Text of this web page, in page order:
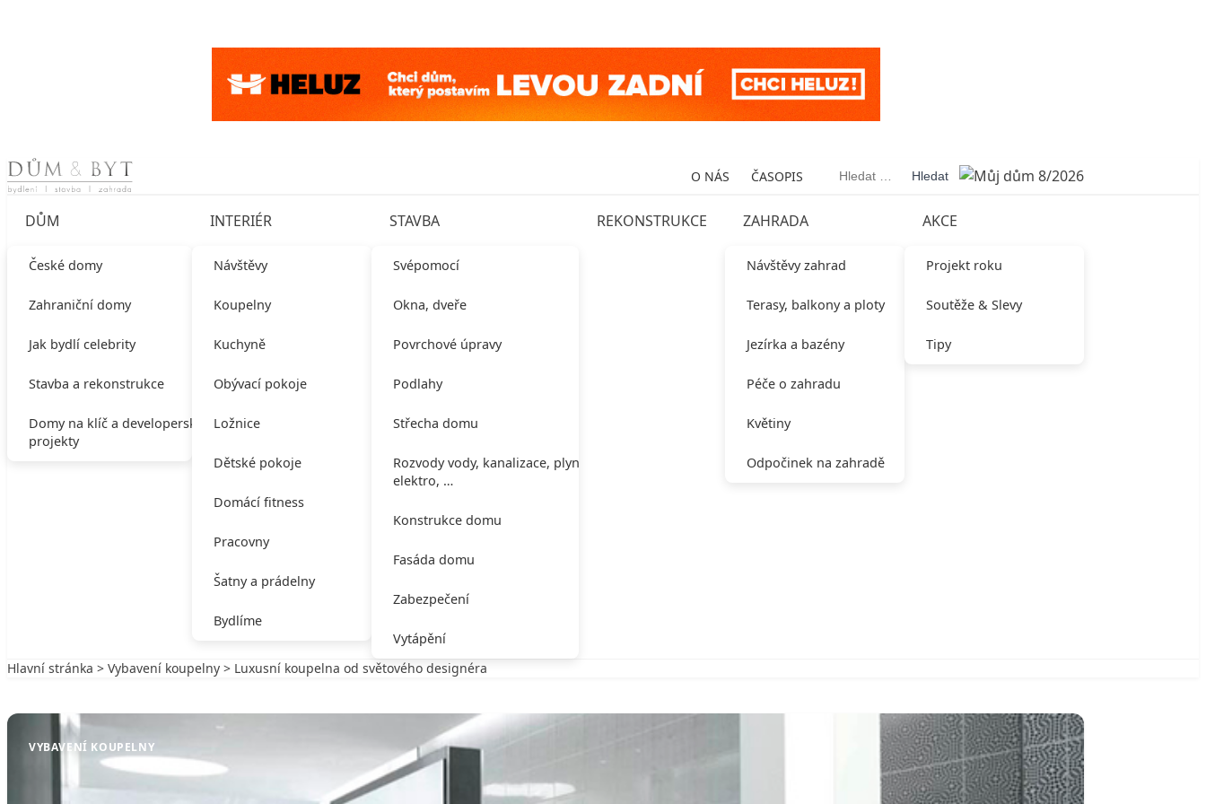
Skip to content O NÁS ČASOPIS Vyhledávání
DŮM
České domy
Zahraniční domy
Jak bydlí celebrity
Stavba a rekonstrukce
Domy na klíč a developerské
projekty
INTERIÉR
Návštěvy
Koupelny
Kuchyně
Obývací pokoje
Ložnice
Dětské pokoje
Domácí fitness
Pracovny
Šatny a prádelny
Bydlíme
STAVBA
Svépomocí
Okna, dveře
Povrchové úpravy
Podlahy
Střecha domu
Rozvody vody, kanalizace, plynu,
elektro, …
Konstrukce domu
Fasáda domu
Zabezpečení
Vytápění
REKONSTRUKCE ZAHRADA
Návštěvy zahrad
Terasy, balkony a ploty
Jezírka a bazény
Péče o zahradu
Květiny
Odpočinek na zahradě
AKCE
Projekt roku
Soutěže & Slevy
Tipy
Hlavní stránka > Vybavení koupelny > Luxusní koupelna od světového designéra
VYBAVENÍ KOUPELNY